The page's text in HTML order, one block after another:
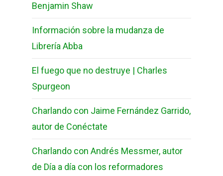
Benjamin Shaw
Información sobre la mudanza de
Librería Abba
El fuego que no destruye | Charles
Spurgeon
Charlando con Jaime Fernández Garrido,
autor de Conéctate
Charlando con Andrés Messmer, autor
de Día a día con los reformadores